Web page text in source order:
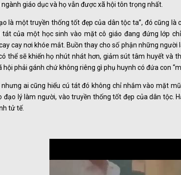
giáo dục và họ vẫn được xã hội tôn trọng nhất.
là một truyền thống tốt đẹp của dân tộc ta”, đó cũng
tát của một học sinh vào mặt cô giáo đang đứng lớp
cay nơi khóe mắt. Buồn thay cho số phận những người
thể sẽ khiến họ nhút nhát hơn, giảm sút tâm huyết và
hội phải gánh chứ không riêng gì phụ huynh có đứa con
nhưng ai cũng hiểu cú tát đó không chỉ nhắm vào mặt
đạo lý làm người, vào truyền thống tốt đẹp của dân tộc.
tử tế.